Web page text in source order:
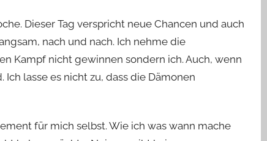
Dieser Tag verspricht neue Chancen und auch
nach und nach. Ich nehme die
Kampf nicht gewinnen sondern ich. Auch, wenn
lasse es nicht zu, dass die Dämonen
für mich selbst. Wie ich was wann mache